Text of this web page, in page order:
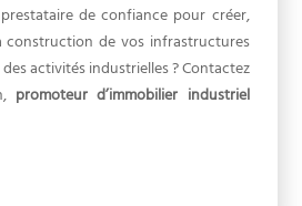
de confiance pour créer,
construction de vos infrastructures
activités industrielles ? Contactez
promoteur d’immobilier industriel